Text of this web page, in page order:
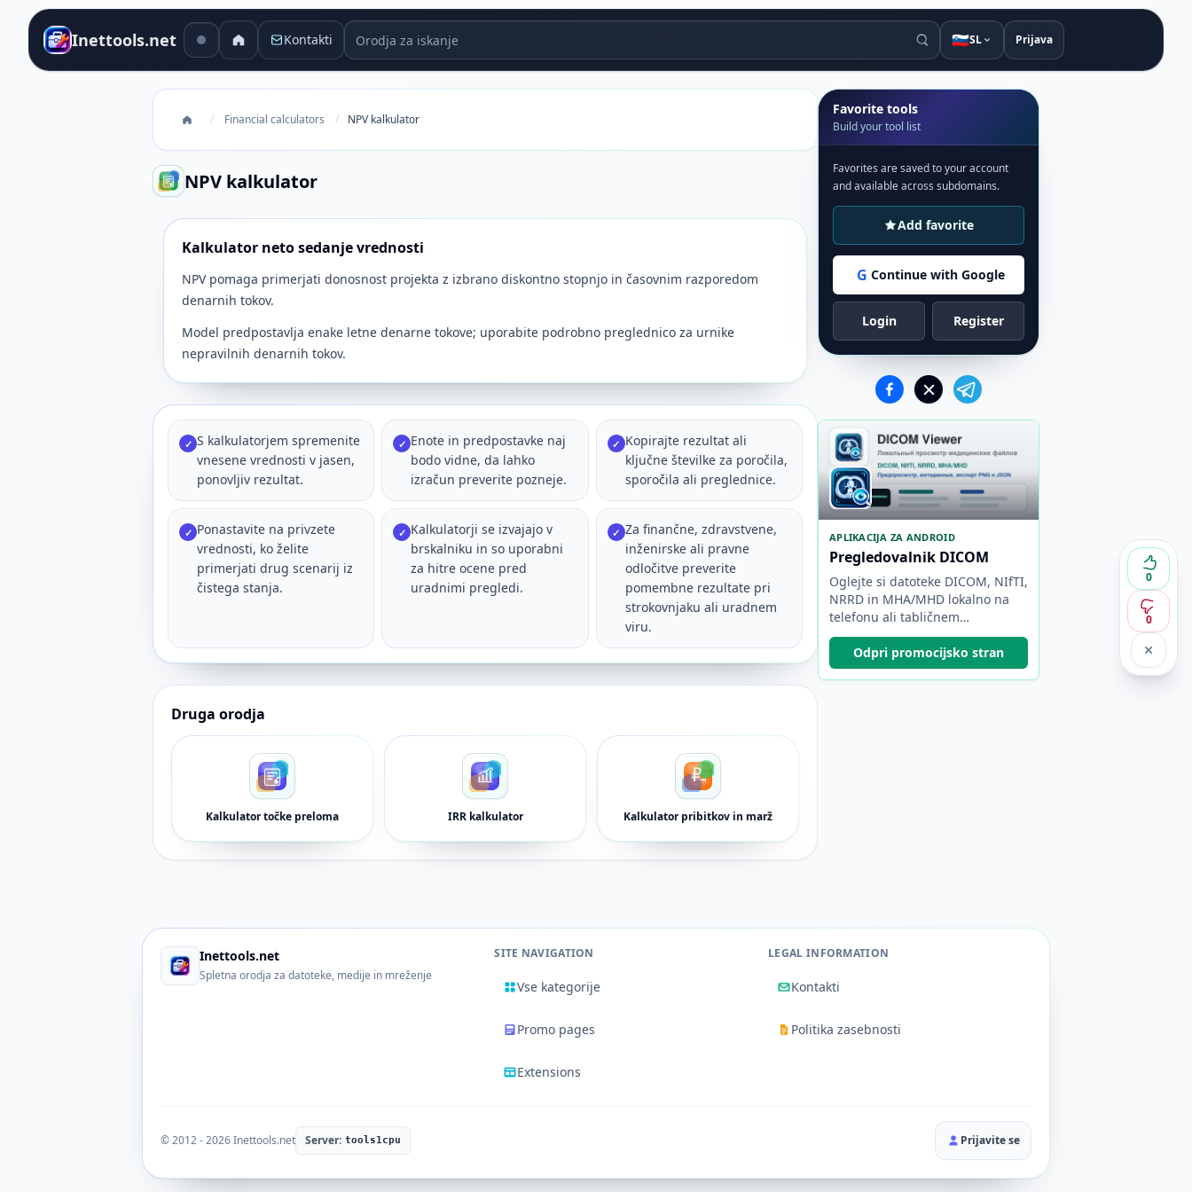
Inettools.net Kontakti Orodja za iskanje 🇸🇮SL Prijava
/ Financial calculators / NPV kalkulator
NPV kalkulator
0
0
Kalkulator neto sedanje vrednosti
NPV pomaga primerjati donosnost projekta z izbrano diskontno stopnjo in časovnim razporedom
denarnih tokov.
Model predpostavlja enake letne denarne tokove; uporabite podrobno preglednico za urnike
nepravilnih denarnih tokov.
✓ S kalkulatorjem spremenite
vnesene vrednosti v jasen,
ponovljiv rezultat.
✓ Enote in predpostavke naj
bodo vidne, da lahko
izračun preverite pozneje.
✓ Kopirajte rezultat ali
ključne številke za poročila,
sporočila ali preglednice.
✓ Ponastavite na privzete
vrednosti, ko želite
primerjati drug scenarij iz
čistega stanja.
✓ Kalkulatorji se izvajajo v
brskalniku in so uporabni
za hitre ocene pred
uradnimi pregledi.
✓ Za finančne, zdravstvene,
inženirske ali pravne
odločitve preverite
pomembne rezultate pri
strokovnjaku ali uradnem
viru.
Druga orodja
Kalkulator točke preloma IRR kalkulator Kalkulator pribitkov in marž
Favorite tools
Build your tool list
Favorites are saved to your account
and available across subdomains.
Add favorite
G Continue with Google
Login Register
APLIKACIJA ZA ANDROID
Pregledovalnik DICOM
Oglejte si datoteke DICOM, NIfTI,
NRRD in MHA/MHD lokalno na
telefonu ali tabličnem
računalniku Android.
Odpri promocijsko stran
Inettools.net
Spletna orodja za datoteke, medije in mreženje
SITE NAVIGATION
Vse kategorije
Promo pages
Extensions
LEGAL INFORMATION
Kontakti
Politika zasebnosti
© 2012 - 2026 Inettools.net Server: tools1cpu Prijavite se